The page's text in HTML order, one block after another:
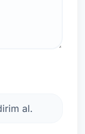
al.